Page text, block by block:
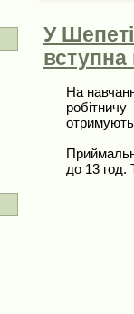
У
вступна
На
отримують
до 13 год.